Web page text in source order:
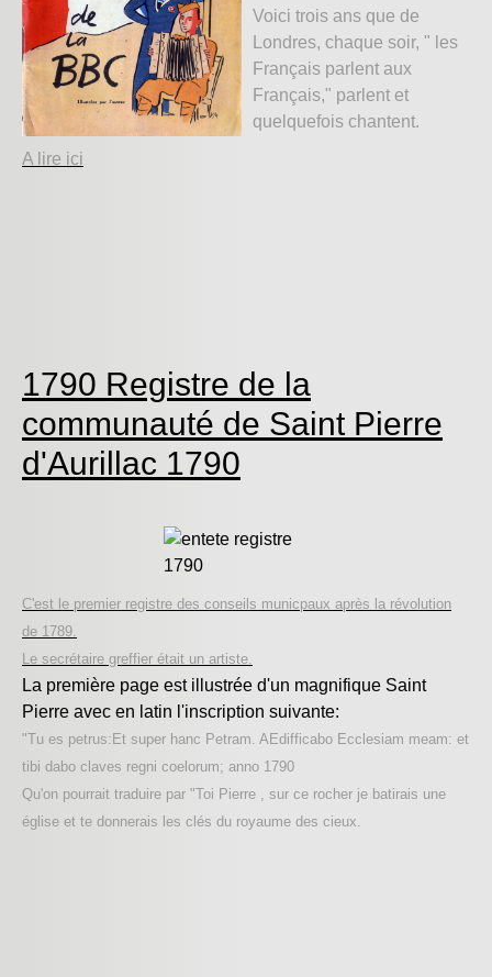
Voici trois ans que de
Londres, chaque soir, " les
Français par­lent aux
Français," parlent et
quelquefois chantent.
A lire ici
1790 Registre de la
communauté de Saint Pierre
d'Aurillac 1790
C'est le premier registre des conseils municpaux après la révolution
de 1789.
Le secrétaire greffier était un artiste.
La première page est illustrée d'un magnifique Saint
Pierre avec en latin l'inscription suivante:
"Tu es petrus:Et super hanc Petram. AEdifficabo Ecclesiam meam: et
tibi dabo claves regni coelorum; anno 1790
Qu'on pourrait traduire par "Toi Pierre , sur ce rocher je batirais une
église et te donnerais les clés du royaume des cieux.